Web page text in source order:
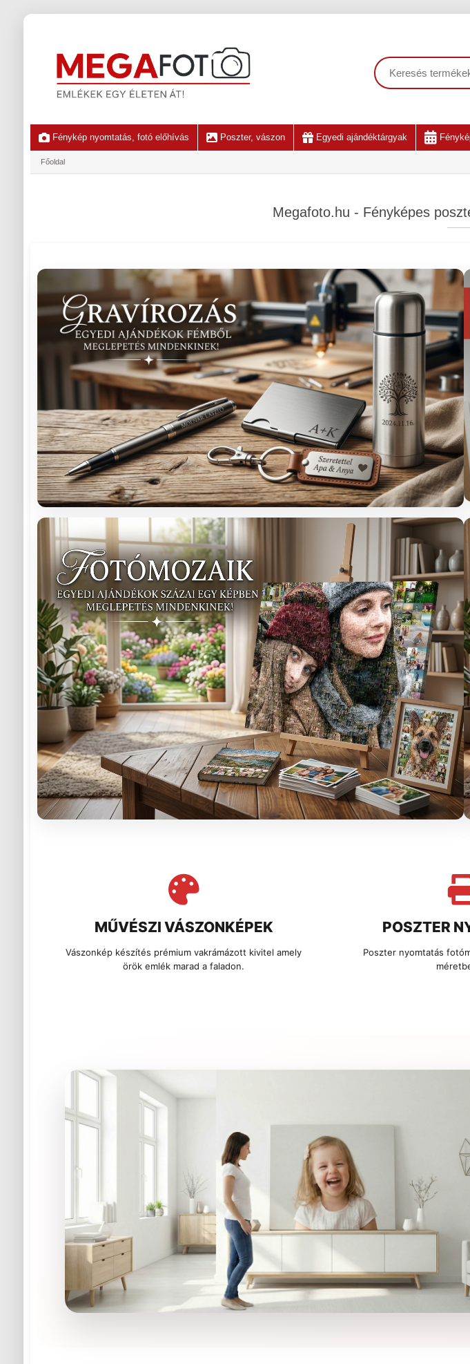
Fénykép nyomtatás, fotó előhívás Poszter, vászon Egyedi ajándéktárgyak
Főoldal
Megafoto.hu - Fényképes
MŰVÉSZI VÁSZONKÉPEK
Vászonkép készítés prémium vakrámázott kivitel amely
örök emlék marad a faladon.
POSZTER
Poszter nyomtatás